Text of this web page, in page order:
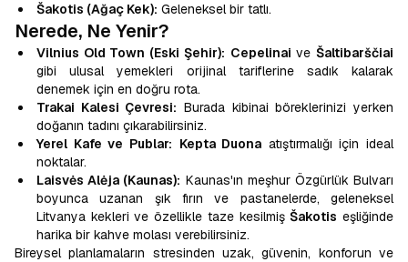
Šakotis (Ağaç Kek): Geleneksel bir tatlı.
Nerede, Ne Yenir?
Vilnius Old Town (Eski Şehir): Cepelinai veŠaltibarščiai
gibi ulusal yemekleri orijinal tariflerine sadık kalarak
denemek için en doğru rota.
Trakai Kalesi Çevresi: Burada kibinai böreklerinizi yerken
doğanın tadını çıkarabilirsiniz.
Yerel Kafe ve Publar: Kepta Duona atıştırmalığı için ideal
noktalar.
Laisvės Alėja (Kaunas): Kaunas'ın meşhur Özgürlük Bulvarı
boyunca uzanan şık fırın ve pastanelerde, geleneksel
Litvanya kekleri ve özellikle taze kesilmişŠakotis eşliğinde
harika bir kahve molası verebilirsiniz.
Bireysel planlamaların stresinden uzak, güvenin, konforun ve